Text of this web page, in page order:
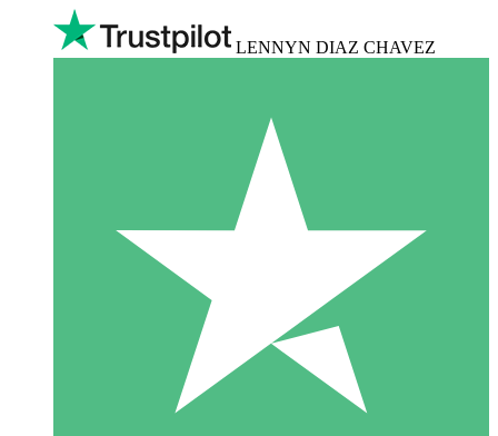
LENNYN DIAZ CHAVEZ